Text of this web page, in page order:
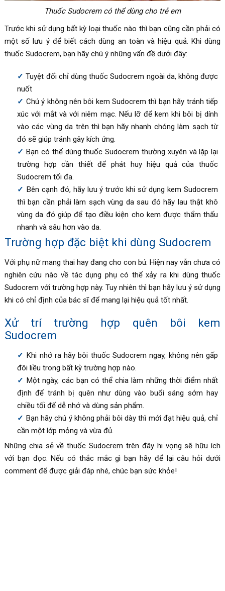
Thuốc Sudocrem có thể dùng cho trẻ em
Trước khi sử dụng bất kỳ loại thuốc nào thì bạn cũng cần phải có
một số lưu ý để biết cách dùng an toàn và hiệu quả. Khi dùng
thuốc Sudocrem, bạn hãy chú ý những vấn đề dưới đây:
Tuyệt đối chỉ dùng thuốcSudocrem ngoài da, không được
nuốt
Chú ý không nên bôi kemSudocrem thì bạn hãy tránh tiếp
xúc với mắt và với niêm mạc. Nếu lỡ để kem khi bôi bị dính
vào các vùng da trên thì bạn hãy nhanh chóng làm sạch từ
đó sẽ giúp tránh gây kích ứng.
Bạn có thể dùng thuốcSudocrem thường xuyên và lặp lại
trường hợp cần thiết để phát huy hiệu quả của thuốc
Sudocrem tối đa.
Bên cạnh đó, hãy lưu ý trước khi sử dụng kem Sudocrem
thì bạn cần phải làm sạch vùng da sau đó hãy lau thật khô
vùng da đó giúp để tạo điều kiện cho kem được thẩm thấu
nhanh và sâu hơn vào da.
Trường hợp đặc biệt khi dùng Sudocrem
Với phụ nữ mang thai hay đang cho con bú: Hiện nay vẫn chưa có
nghiên cứu nào về tác dụng phụ có thể xảy ra khi dùng thuốc
Sudocrem với trường hợp này. Tuy nhiên thì bạn hãy lưu ý sử dụng
khi có chỉ định của bác sĩ để mang lại hiệu quả tốt nhất.
Xử trí trường hợp quên bôi kem
Sudocrem
Khi nhớ ra hãy bôi thuốcSudocrem ngay, không nên gấp
đôi liều trong bất kỳ trường hợp nào.
Một ngày, các bạn có thể chia làm những thời điểm nhất
định để tránh bị quên như dùng vào buổi sáng sớm hay
chiều tối để dễ nhớ và dùng sản phẩm.
Bạn hãy chú ý không phải bôi dày thì mới đạt hiệu quả, chỉ
cần một lớp mỏng và vừa đủ.
Những chia sẻ về thuốcSudocrem trên đây hi vọng sẽ hữu ích
với bạn đọc. Nếu có thắc mắc gì bạn hãy để lại câu hỏi dưới
comment để được giải đáp nhé, chúc bạn sức khỏe!